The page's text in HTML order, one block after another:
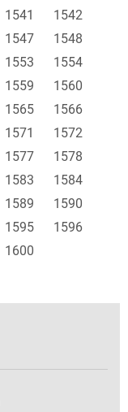
1541
1542
1547
1548
1553
1554
1559
1560
1565
1566
1571
1572
1577
1578
1583
1584
1589
1590
1595
1596
1600